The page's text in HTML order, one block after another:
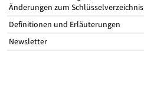
Änderungen zum Schlüsselverzeichnis
Definitionen und Erläuterungen
Newsletter